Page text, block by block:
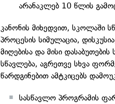
არანაკლებ 10 წლის
კანონის მიხედვით, სკოლაში
პროცესის სიმულაცია,
მიღებისა და მისი
სწავლება, აგრეთვე სხვა
წარდგინებით ამტკიცებს
სასწავლო პროგრამის